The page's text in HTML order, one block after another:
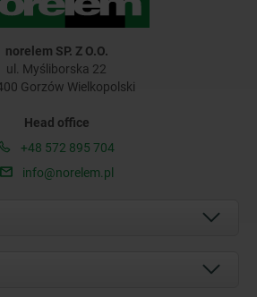
norelem SP. Z O.O.
ul. Myśliborska 22
Gorzów Wielkopolski
Head office
+48 572 895 704
info@norelem.pl